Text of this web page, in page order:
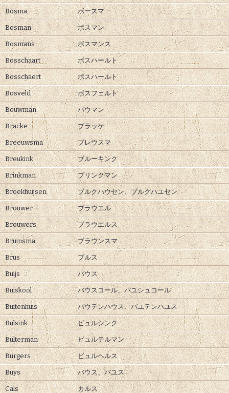
Bosma ボースマ
Bosman ボスマン
Bosmans ボスマンス
Bosschaart ボスハールト
Bosschaert ボスハールト
Bosveld ボスフェルト
Bouwman バウマン
Bracke ブラッケ
Breeuwsma ブレウスマ
Breukink ブルーキンク
Brinkman ブリンクマン
Broekhuijsen ブルクハウセン、 ブルクハユセン
Brouwer ブラウエル
Brouwers ブラウエルス
Bruinsma ブラウンスマ
Brus ブルス
Buijs バウス
Buiskool バウスコール、バユシュコール
Buitenhuis バウテンハウス、バユテンハユス
Bulsink ビュルシンク
Bulterman ビュルテルマン
Burgers ビュルヘルス
Buys バウス、バユス
Cals カルス